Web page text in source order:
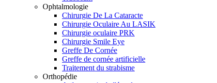
Ophtalmologie
Chirurgie De La Cataracte
Chirurgie Oculaire Au LASIK
Chirurgie oculaire PRK
Chirurgie Smile Eye
Greffe De Cornée
Greffe de cornée artificielle
Traitement du strabisme
Orthopédie